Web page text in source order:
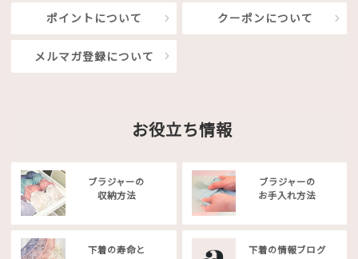
ポイントについて クーポンについて
メルマガ登録について
お役立ち情報
ブラジャーの
収納方法
ブラジャーの
お手入れ方法
下着の寿命と
下着の情報ブログ